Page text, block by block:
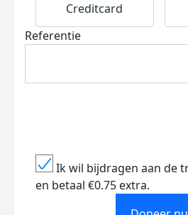
Creditcard
Referentie
Ik wil bijdragen aan de
en betaal €0.75 extra.